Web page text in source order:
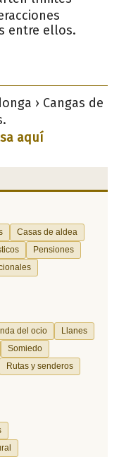
entre ellos.
› Cangas de
aquí